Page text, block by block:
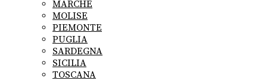
MARCHE
MOLISE
PIEMONTE
PUGLIA
SARDEGNA
SICILIA
TOSCANA